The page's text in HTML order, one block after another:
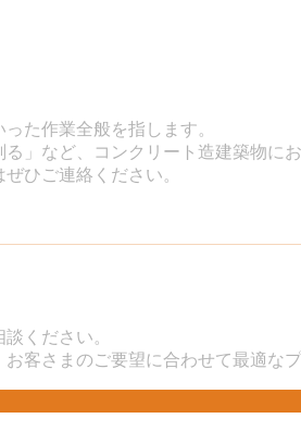
た作業全般を指します。
」など、コンクリート造建築物に
ひご連絡ください。
ください。
客さまのご要望に合わせて最適な